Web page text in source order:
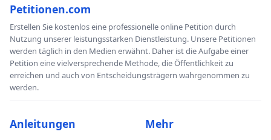
Petitionen.com
Erstellen Sie kostenlos eine professionelle online Petition durch
Nutzung unserer leistungsstarken Dienstleistung. Unsere Petitionen
werden täglich in den Medien erwähnt. Daher ist die Aufgabe einer
Petition eine vielversprechende Methode, die Öffentlichkeit zu
erreichen und auch von Entscheidungsträgern wahrgenommen zu
werden.
Anleitungen Mehr